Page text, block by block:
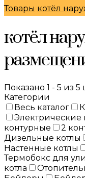
Товары котёл
котёл
Показано 1 - 5 из 5
Категории
Весь каталог
Электрические
контурные
2
Дизельные котлы
Настенные котлы
Термобокс для
котла